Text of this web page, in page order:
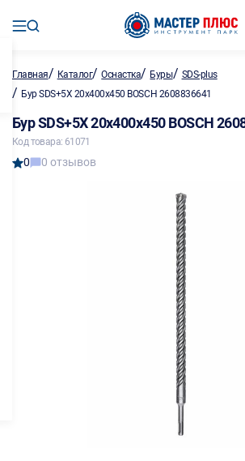
Главная/ Каталог/Оснастка/ Буры/ SDS-plus
/ Бур SDS+5X 20х400х450 BOSCH 2608836641
Бур SDS+5X 20х400х450 BOSCH
Код товара: 61071
0 0 отзывов